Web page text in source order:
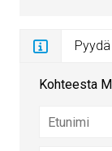
Kohteesta